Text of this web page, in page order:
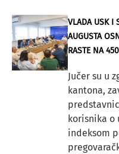
VLADA USK I
AUGUSTA
RASTE NA
Jučer su u
kantona,
korisnika o
indeksom